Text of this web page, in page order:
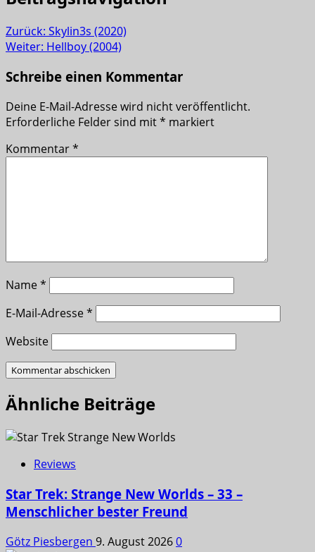
Zurück: Skylin3s (2020)
Weiter: Hellboy (2004)
Schreibe einen Kommentar
Deine E-Mail-Adresse wird nicht veröffentlicht.
Erforderliche Felder sind mit* markiert
Kommentar*
Name*
E-Mail-Adresse*
Website
Ähnliche Beiträge
Reviews
Star Trek: Strange New Worlds – 33 –
Menschlicher bester Freund
Götz Piesbergen 9. August 20260